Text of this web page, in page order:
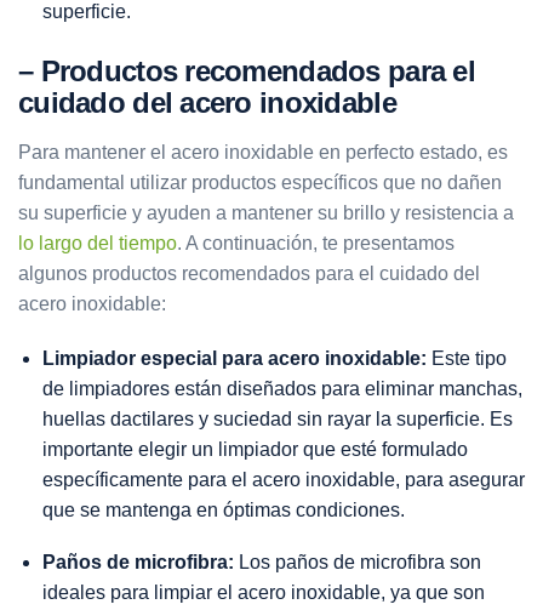
superficie.
– Productos recomendados para el
cuidado del acero inoxidable
Para mantener el acero inoxidable en perfecto estado, es
fundamental utilizar productos específicos que no dañen
su superficie y ayuden a mantener su brillo y resistencia a
lo largo del tiempo. A continuación, te presentamos
algunos productos recomendados para el cuidado del
acero inoxidable:
Limpiador especial para acero inoxidable: Este tipo
de limpiadores están diseñados para eliminar manchas,
huellas dactilares y suciedad sin rayar la superficie. Es
importante elegir un limpiador que esté formulado
específicamente para el acero inoxidable, para asegurar
que se mantenga en óptimas condiciones.
Paños de microfibra: Los paños de microfibra son
ideales para limpiar el acero inoxidable, ya que son